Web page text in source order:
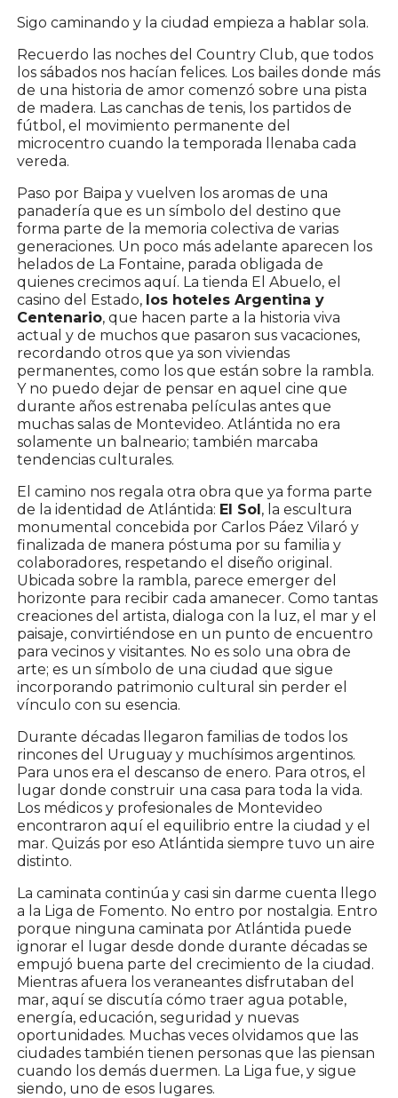
Sigo caminando y la ciudad empieza a hablar sola.
Recuerdo las noches del Country Club, que todos
los sábados nos hacían felices. Los bailes donde más
de una historia de amor comenzó sobre una pista
de madera. Las canchas de tenis, los partidos de
fútbol, el movimiento permanente del
microcentro cuando la temporada llenaba cada
vereda.
Paso por Baipa y vuelven los aromas de una
panadería que es un símbolo del destino que
forma parte de la memoria colectiva de varias
generaciones. Un poco más adelante aparecen los
helados de La Fontaine, parada obligada de
quienes crecimos aquí. La tienda El Abuelo, el
casino del Estado, los hoteles Argentina y
Centenario, que hacen parte a la historia viva
actual y de muchos que pasaron sus vacaciones,
recordando otros que ya son viviendas
permanentes, como los que están sobre la rambla.
Y no puedo dejar de pensar en aquel cine que
durante años estrenaba películas antes que
muchas salas de Montevideo. Atlántida no era
solamente un balneario; también marcaba
tendencias culturales.
El camino nos regala otra obra que ya forma parte
de la identidad de Atlántida: El Sol, la escultura
monumental concebida por Carlos Páez Vilaró y
finalizada de manera póstuma por su familia y
colaboradores, respetando el diseño original.
Ubicada sobre la rambla, parece emerger del
horizonte para recibir cada amanecer. Como tantas
creaciones del artista, dialoga con la luz, el mar y el
paisaje, convirtiéndose en un punto de encuentro
para vecinos y visitantes. No es solo una obra de
arte; es un símbolo de una ciudad que sigue
incorporando patrimonio cultural sin perder el
vínculo con su esencia.
Durante décadas llegaron familias de todos los
rincones del Uruguay y muchísimos argentinos.
Para unos era el descanso de enero. Para otros, el
lugar donde construir una casa para toda la vida.
Los médicos y profesionales de Montevideo
encontraron aquí el equilibrio entre la ciudad y el
mar. Quizás por eso Atlántida siempre tuvo un aire
distinto.
La caminata continúa y casi sin darme cuenta llego
a la Liga de Fomento. No entro por nostalgia. Entro
porque ninguna caminata por Atlántida puede
ignorar el lugar desde donde durante décadas se
empujó buena parte del crecimiento de la ciudad.
Mientras afuera los veraneantes disfrutaban del
mar, aquí se discutía cómo traer agua potable,
energía, educación, seguridad y nuevas
oportunidades. Muchas veces olvidamos que las
ciudades también tienen personas que las piensan
cuando los demás duermen. La Liga fue, y sigue
siendo, uno de esos lugares.